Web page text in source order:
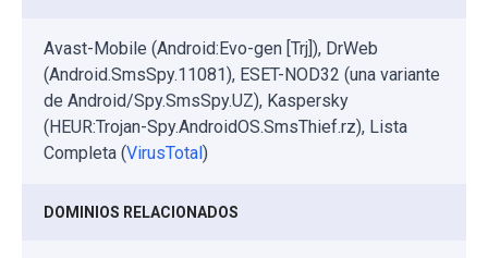
Avast-Mobile (Android:Evo-gen [Trj]), DrWeb
(Android.SmsSpy.11081), ESET-NOD32 (una variante
de Android/Spy.SmsSpy.UZ), Kaspersky
(HEUR:Trojan-Spy.AndroidOS.SmsThief.rz), Lista
Completa (VirusTotal)
DOMINIOS RELACIONADOS